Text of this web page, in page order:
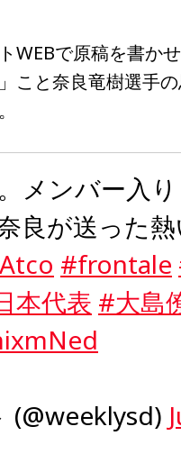
WEBで原稿を書か
こと奈良竜樹選手
メンバー入
良が送った
#frontale
本代表 #大島